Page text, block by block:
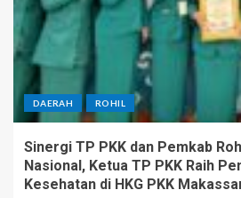
DAERAH ROHIL
Sinergi TP PKK dan Pemkab
Nasional, Ketua TP PKK Raih
Kesehatan di HKG PKK